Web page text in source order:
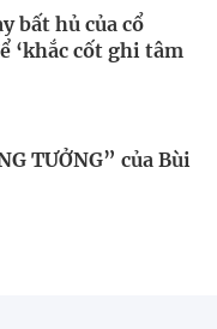
bất hủ của cổ
‘khắc cốt ghi tâm
TƯỞNG” của Bùi